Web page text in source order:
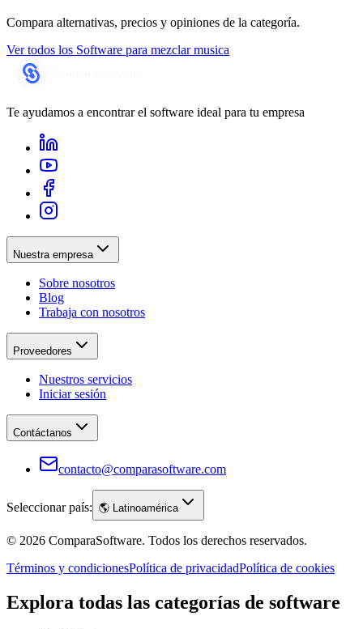
Compara alternativas, precios y opiniones de la categoría.
Ver todos los Software para mezclar musica
Te ayudamos a encontrar el software ideal para tu empresa
Nuestra empresa
Sobre nosotros
Blog
Trabaja con nosotros
Proveedores
Nuestros servicios
Iniciar sesión
Contáctanos
contacto@comparasoftware.com
Seleccionar país: 🌎 Latinoamérica
© 2026 ComparaSoftware. Todos los derechos reservados.
Términos y condicionesPolítica de privacidadPolítica de cookies
Explora todas las categorías de software